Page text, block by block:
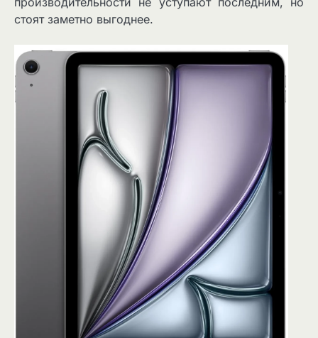
стоят заметно выгоднее.